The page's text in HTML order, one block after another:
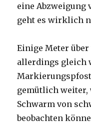
eine Abzweigung
geht es wirklich
Einige Meter
allerdings gleich
gemütlich
Schwarm von
beobachten